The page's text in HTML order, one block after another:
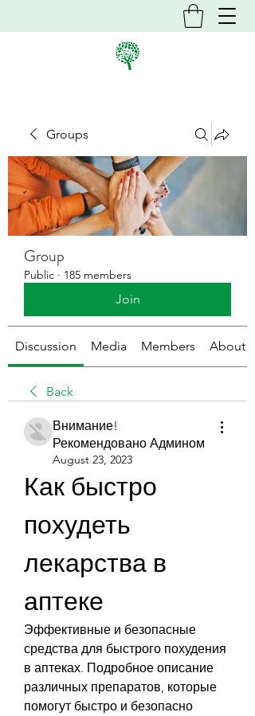
Groups
Group
Public · 185 members
Join
Discussion Media Members About
Back
Внимание!
Рекомендовано Админом
August 23, 2023
Как быстро
похудеть
лекарства в
аптеке
Эффективные и безопасные
средства для быстрого похудения
в аптеках. Подробное описание
различных препаратов, которые
помогут быстро и безопасно